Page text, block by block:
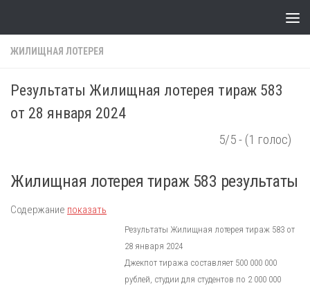
ЖИЛИЩНАЯ ЛОТЕРЕЯ
Результаты Жилищная лотерея тираж 583
от 28 января 2024
5/5 - (1 голос)
Жилищная лотерея тираж 583 результаты
Содержание показать
Результаты Жилищная лотерея тираж 583 от
28 января 2024
Джекпот тиража составляет 500 000 000
рублей, студии для студентов по 2 000 000